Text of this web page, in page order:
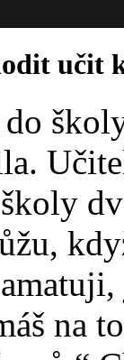
učit
na